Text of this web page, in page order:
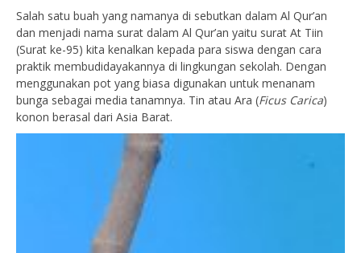
Salah satu buah yang namanya di sebutkan dalam Al Qur’an
dan menjadi nama surat dalam Al Qur’an yaitu surat At Tiin
(Surat ke-95) kita kenalkan kepada para siswa dengan cara
praktik membudidayakannya di lingkungan sekolah. Dengan
menggunakan pot yang biasa digunakan untuk menanam
bunga sebagai media tanamnya. Tin atau Ara (Ficus Carica)
konon berasal dari Asia Barat.